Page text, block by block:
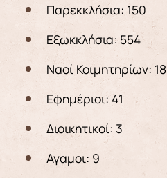
Παρεκκλήσια: 150
Εξωκκλήσια: 554
Ναοί Κοιμητηρίων: 18
Εφημέριοι: 41
Διοικητικοί: 3
Αγαμοι: 9